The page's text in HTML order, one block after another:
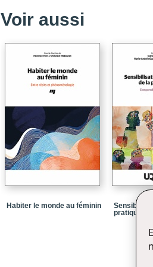
Voir aussi
Habiter le monde au féminin
pratiques